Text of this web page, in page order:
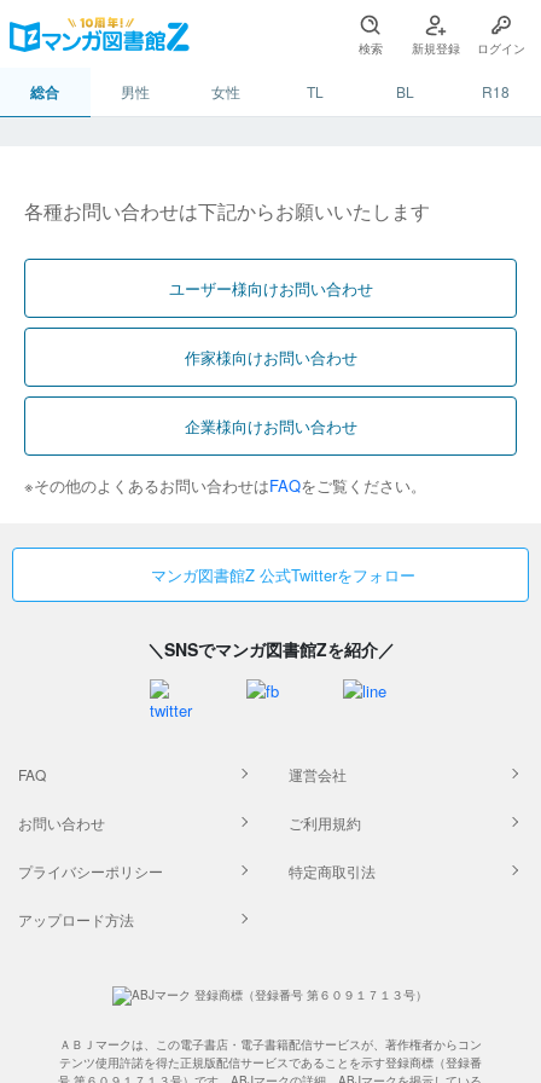
検索 新規登録 ログイン
総合 男性 女性 TL BL R18
各種お問い合わせは下記からお願いいたします
ユーザー様向けお問い合わせ
作家様向けお問い合わせ
企業様向けお問い合わせ
※その他のよくあるお問い合わせはFAQをご覧ください。
マンガ図書館Z 公式Twitterをフォロー
＼SNSでマンガ図書館Zを紹介／
FAQ 運営会社
お問い合わせ ご利用規約
プライバシーポリシー 特定商取引法
アップロード方法
ＡＢＪマークは、この電子書店・電子書籍配信サービスが、著作権者からコン
テンツ使用許諾を得た正規版配信サービスであることを示す登録商標（登録番